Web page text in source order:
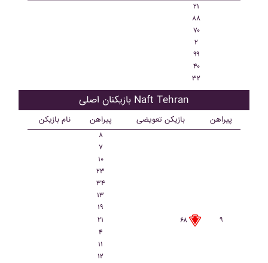
۲۱
۸۸
۷۰
۲
۹۹
۴۰
۳۲
بازیکنان اصلی Naft Tehran
نام بازیکن پیراهن بازیکن تعویضی پیراهن
۸
۷
۱۰
۲۳
۳۴
۱۳
۱۹
۲۱
۶۸
۹
۴
۱۱
۱۲